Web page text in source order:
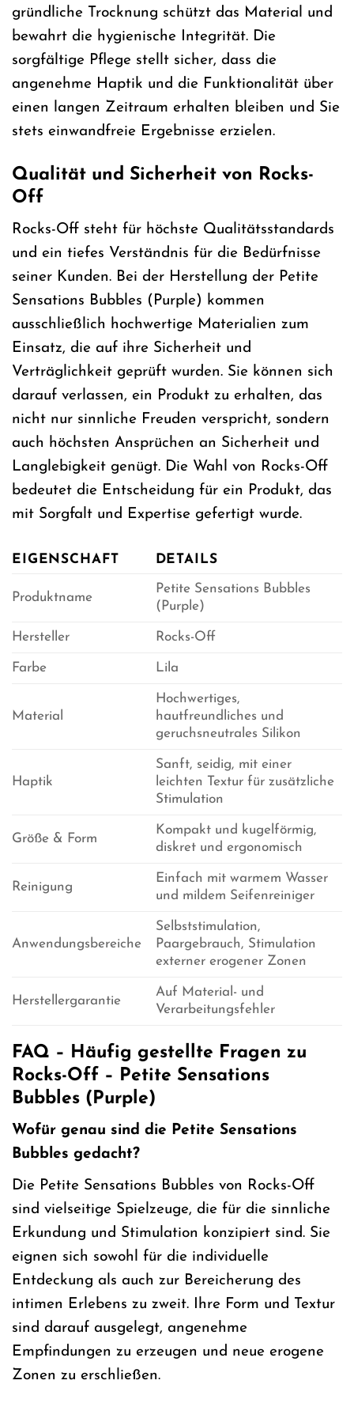
gründliche Trocknung schützt das Material und
bewahrt die hygienische Integrität. Die
sorgfältige Pflege stellt sicher, dass die
angenehme Haptik und die Funktionalität über
einen langen Zeitraum erhalten bleiben und Sie
stets einwandfreie Ergebnisse erzielen.
Qualität und Sicherheit von Rocks-
Off
Rocks-Off steht für höchste Qualitätsstandards
und ein tiefes Verständnis für die Bedürfnisse
seiner Kunden. Bei der Herstellung der Petite
Sensations Bubbles (Purple) kommen
ausschließlich hochwertige Materialien zum
Einsatz, die auf ihre Sicherheit und
Verträglichkeit geprüft wurden. Sie können sich
darauf verlassen, ein Produkt zu erhalten, das
nicht nur sinnliche Freuden verspricht, sondern
auch höchsten Ansprüchen an Sicherheit und
Langlebigkeit genügt. Die Wahl von Rocks-Off
bedeutet die Entscheidung für ein Produkt, das
mit Sorgfalt und Expertise gefertigt wurde.
EIGENSCHAFT DETAILS
Produktname
Petite Sensations Bubbles
(Purple)
Hersteller Rocks-Off
Farbe Lila
Material
Hochwertiges,
hautfreundliches und
geruchsneutrales Silikon
Haptik
Sanft, seidig, mit einer
leichten Textur für zusätzliche
Stimulation
Größe & Form
Kompakt und kugelförmig,
diskret und ergonomisch
Reinigung
Einfach mit warmem Wasser
und mildem Seifenreiniger
Anwendungsbereiche
Selbststimulation,
Paargebrauch, Stimulation
externer erogener Zonen
Herstellergarantie
Auf Material- und
Verarbeitungsfehler
FAQ – Häufig gestellte Fragen zu
Rocks-Off – Petite Sensations
Bubbles (Purple)
Wofür genau sind die Petite Sensations
Bubbles gedacht?
Die Petite Sensations Bubbles von Rocks-Off
sind vielseitige Spielzeuge, die für die sinnliche
Erkundung und Stimulation konzipiert sind. Sie
eignen sich sowohl für die individuelle
Entdeckung als auch zur Bereicherung des
intimen Erlebens zu zweit. Ihre Form und Textur
sind darauf ausgelegt, angenehme
Empfindungen zu erzeugen und neue erogene
Zonen zu erschließen.